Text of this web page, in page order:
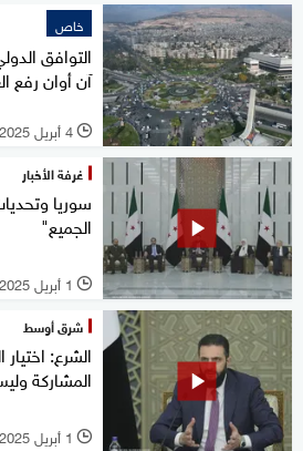
خاص
التوافق
آن أوان رفع
l 4 أبريل 2025
غرفة الأخبار
سوريا
الجميع"
l 1 أبريل 2025
شرق أوسط
الشرع:
المشاركة
l 1 أبريل 2025